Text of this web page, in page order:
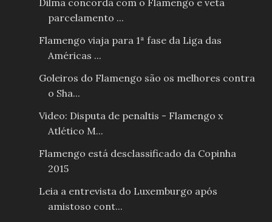
Dilma concorda com o Flamengo e veta
parcelamento ...
Flamengo viaja para 1ª fase da Liga das
Américas ...
Goleiros do Flamengo são os melhores contra
o Sha...
Video: Disputa de penaltis - Flamengo x
Atlético M...
Flamengo está desclassificado da Copinha
2015
Leia a entrevista do Luxemburgo após
amistoso cont...